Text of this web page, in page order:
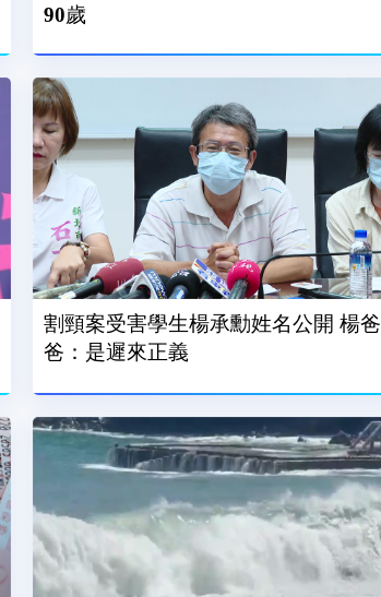
90歲
割頸案受害學生楊承勳姓名公開 楊爸
爸：是遲來正義